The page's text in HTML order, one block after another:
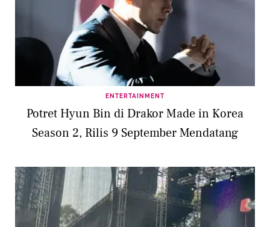
ENTERTAINMENT
Potret Hyun Bin di Drakor Made in Korea
Season 2, Rilis 9 September Mendatang